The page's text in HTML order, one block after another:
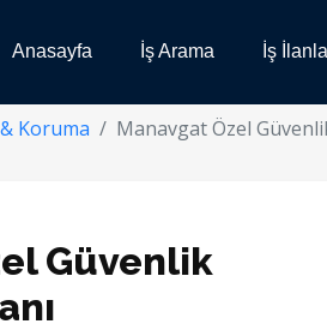
Anasayfa İş Arama İş
Koruma Manavgat Özel
Güvenlik